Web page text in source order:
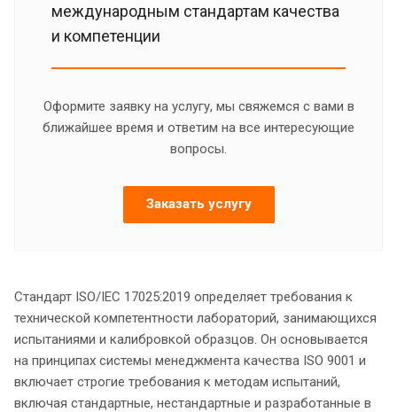
международным стандартам качества
и компетенции
Оформите заявку на услугу, мы свяжемся с вами в
ближайшее время и ответим на все интересующие
вопросы.
Заказать услугу
Стандарт ISO/IEC 17025:2019 определяет требования к
технической компетентности лабораторий, занимающихся
испытаниями и калибровкой образцов. Он основывается
на принципах системы менеджмента качества ISO 9001 и
включает строгие требования к методам испытаний,
включая стандартные, нестандартные и разработанные в